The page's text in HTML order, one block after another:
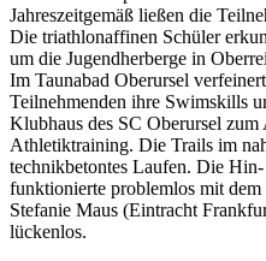
Jahreszeitgemäß ließen die
Die triathlonaffinen Schüler
um die Jugendherberge in
Im Taunabad Oberursel
Teilnehmenden ihre Swimskills
Klubhaus des SC Oberursel zum
Athletiktraining. Die Trails im
technikbetontes Laufen. Die
funktionierte problemlos mit
Stefanie Maus (Eintracht
lückenlos.